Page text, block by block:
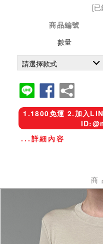
[
商品編號
數量
1.1800免運 2.加入
...詳細內容
商